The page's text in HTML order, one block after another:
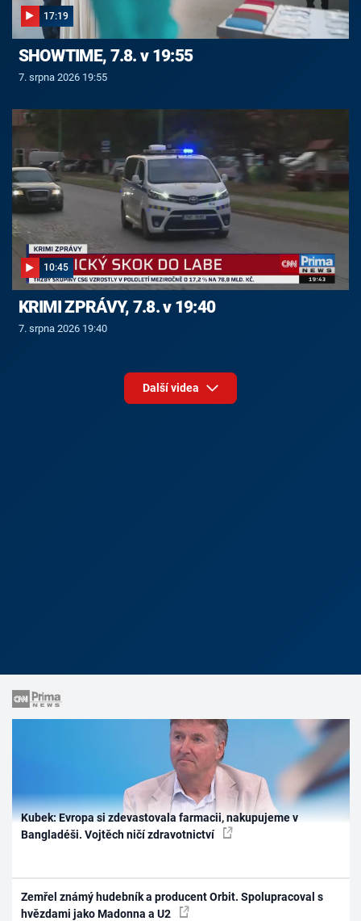
17:19
SHOWTIME, 7.8. v 19:55
7. srpna 2026 19:55
10:45
KRIMI ZPRÁVY, 7.8. v 19:40
7. srpna 2026 19:40
Další videa
Kubek: Evropa si zdevastovala farmacii, nakupujeme v
Bangladéši. Vojtěch ničí zdravotnictví
Zemřel známý hudebník a producent Orbit. Spolupracoval s
hvězdami jako Madonna a U2